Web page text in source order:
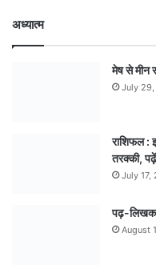
अध्यात्म
मेष से मीन
July
राशिफल :
तरक्की, पढ़ें
July 17,
पढ़-
August